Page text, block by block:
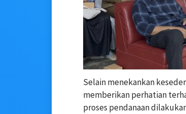
Selain menekankan
memberikan perhatian
proses pendanaan